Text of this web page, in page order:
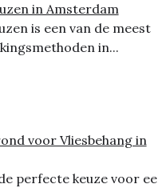
in Amsterdam
is een van de meest
in...
voor Vliesbehang in
perfecte keuze voor